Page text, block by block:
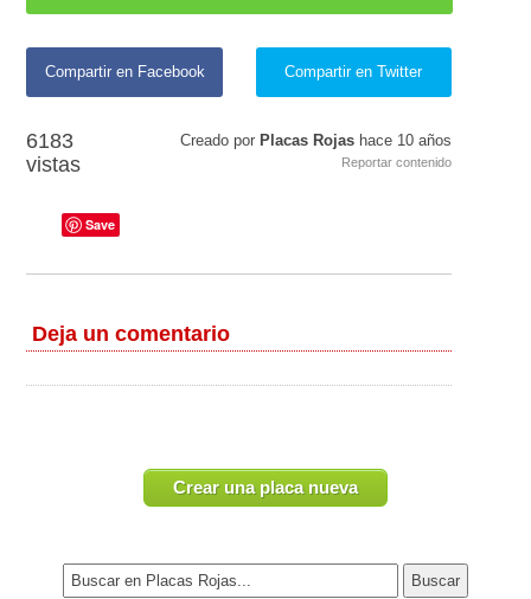
Compartir en Facebook Compartir en Twitter
6183
vistas
Creado por Placas Rojas hace 10 años
Reportar contenido
Save
Deja un comentario
Crear una placa nueva